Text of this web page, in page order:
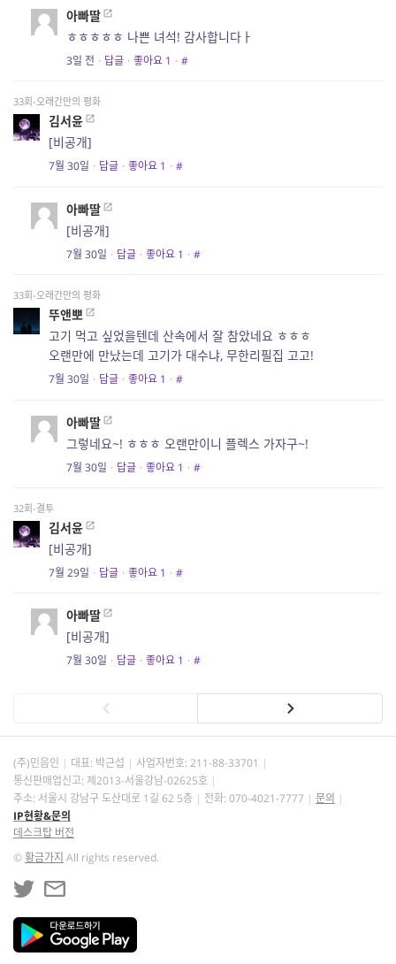
아빠딸
ㅎㅎㅎㅎㅎ 나쁜 녀석! 감사합니다ㅏ
3일 전 · 답글 · 좋아요 1 · #
33회-오래간만의 평화
김서윤
[비공개]
7월 30일 · 답글 · 좋아요 1 · #
아빠딸
[비공개]
7월 30일 · 답글 · 좋아요 1 · #
33회-오래간만의 평화
뚜앤뽀
고기 먹고 싶었을텐데 산속에서 잘 참았네요 ㅎㅎㅎ
오랜만에 만났는데 고기가 대수냐, 무한리필집 고고!
7월 30일 · 답글 · 좋아요 1 · #
아빠딸
그렇네요~! ㅎㅎㅎ 오랜만이니 플렉스 가자구~!
7월 30일 · 답글 · 좋아요 1 · #
32회-결투
김서윤
[비공개]
7월 29일 · 답글 · 좋아요 1 · #
아빠딸
[비공개]
7월 30일 · 답글 · 좋아요 1 · #
(주)민음인 대표: 박근섭 사업자번호: 211-88-33701
통신판매업신고: 제2013-서울강남-02625호
주소: 서울시 강남구 도산대로 1길 62 5층
전화: 070-4021-7777
문의
IP현황&문의
데스크탑 버전
©황금가지 All rights reserved.